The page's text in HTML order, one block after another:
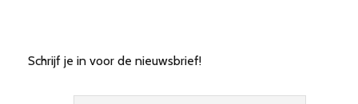
Schrijf je in voor de nieuwsbrief!